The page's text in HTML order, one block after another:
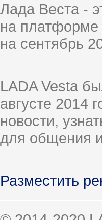
Лада Веста -
на платформе
на сентябрь
LADA Vesta
августе 2014
новости,
для общения
Разместить